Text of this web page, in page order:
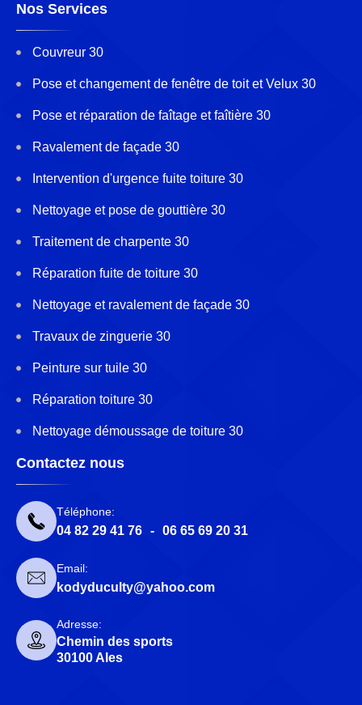
Nos Services
Couvreur 30
Pose et changement de fenêtre de toit et Velux 30
Pose et réparation de faîtage et faîtière 30
Ravalement de façade 30
Intervention d'urgence fuite toiture 30
Nettoyage et pose de gouttière 30
Traitement de charpente 30
Réparation fuite de toiture 30
Nettoyage et ravalement de façade 30
Travaux de zinguerie 30
Peinture sur tuile 30
Réparation toiture 30
Nettoyage démoussage de toiture 30
Contactez nous
Téléphone:
04 82 29 41 76 - 06 65 69 20 31
Email:
kodyduculty@yahoo.com
Adresse:
Chemin des sports
30100 Ales